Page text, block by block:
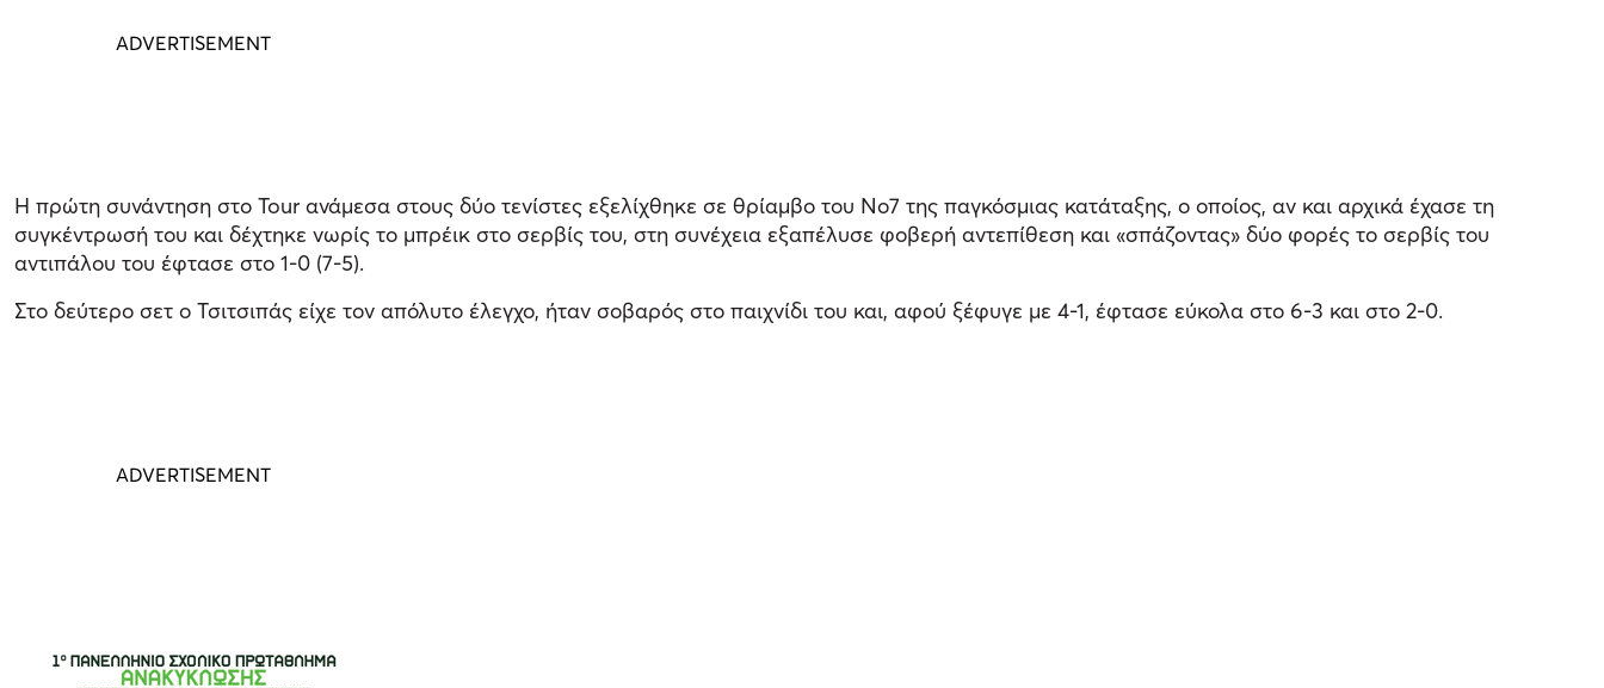
Η πρώτη συνάντηση στο Tour ανάμεσα στους δύο τενίστες εξελίχθηκε σε θρίαμβο του Νο7 της παγκόσμιας κατάταξης, ο οποίος, αν και αρχικά έχασε τη
συγκέντρωσή του και δέχτηκε νωρίς το μπρέικ στο σερβίς του, στη συνέχεια εξαπέλυσε φοβερή αντεπίθεση και «σπάζοντας» δύο φορές το σερβίς του
αντιπάλου του έφτασε στο 1-0 (7-5).
Στο δεύτερο σετ ο Τσιτσιπάς είχε τον απόλυτο έλεγχο, ήταν σοβαρός στο παιχνίδι του και, αφού ξέφυγε με 4-1, έφτασε εύκολα στο 6-3 και στο 2-0.